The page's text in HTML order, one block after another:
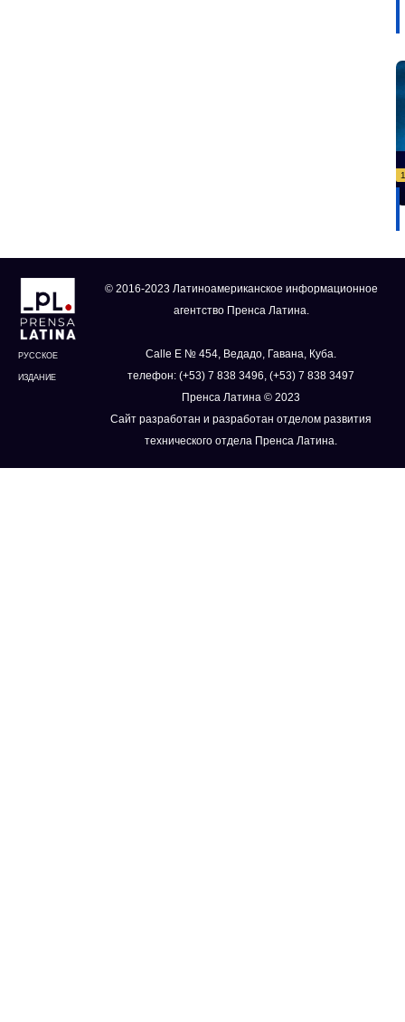
РУССКОЕ
ИЗДАНИЕ
© 2016-2023 Латиноамериканское информационное
агентство Пренса Латина.
Calle E № 454, Ведадо, Гавана, Куба.
телефон: (+53) 7 838 3496, (+53) 7 838 3497
Пренса Латина © 2023
Сайт разработан и разработан отделом развития
технического отдела Пренса Латина.